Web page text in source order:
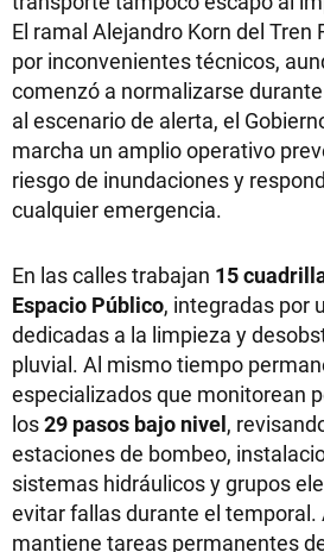
El ramal Alejandro Korn del Tren
por inconvenientes técnicos,
comenzó a normalizarse
al escenario de alerta, el
marcha un amplio operativo
riesgo de inundaciones y
cualquier emergencia.
En las calles trabajan 15
Espacio Público, integradas por
dedicadas a la limpieza y
pluvial. Al mismo tiempo
especializados que monitorean
los29 pasos bajo nivel,
estaciones de bombeo,
sistemas hidráulicos y grupos
evitar fallas durante el temporal.
mantiene tareas permanentes